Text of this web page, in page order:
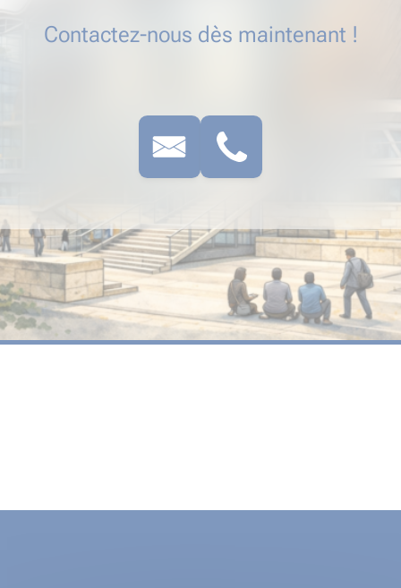
Contactez-nous dès maintenant !